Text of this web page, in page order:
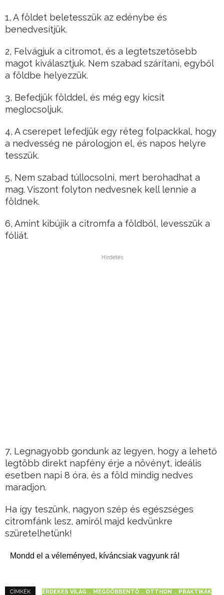
1, A földet beletesszük az edénybe és
benedvesítjük.
2, Felvágjuk a citromot, és a legtetszetősebb
magot kiválasztjuk. Nem szabad szárítani, egyből
a földbe helyezzük.
3, Befedjük földdel, és még egy kicsit
meglocsoljuk.
4, A cserepet lefedjük egy réteg folpackkal, hogy
a nedvesség ne párologjon el, és napos helyre
tesszük.
5, Nem szabad túllocsolni, mert berohadhat a
mag. Viszont folyton nedvesnek kell lennie a
földnek.
6, Amint kibújik a citromfa a földből, levesszük a
fóliát.
Hirdetés
7, Legnagyobb gondunk az legyen, hogy a lehető
legtöbb direkt napfény érje a növényt, ideális
esetben napi 8 óra, és a föld mindig nedves
maradjon.
Ha így teszünk, nagyon szép és egészséges
citromfánk lesz, amiről majd kedvünkre
szüretelhetünk!
Mondd el a véleményed, kíváncsiak vagyunk rá!
CÍMKÉK ÉRDEKES VILÁG MEGDÖBBENTŐ OTTHON PRAKTIKÁK